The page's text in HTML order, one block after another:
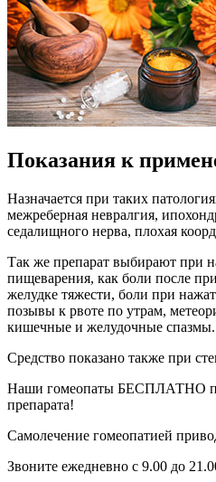
Показания к
Назначается при таких
межреберная невралгия,
седалищного нерва, плохая
Так же препарат выбирают при
пищеварения, как боли после
желудке тяжести, боли при
позывы к рвоте по утрам,
кишечные и желудочные спазмы.
Средство показано также при
Наши гомеопаты БЕСПЛАТНО
препарата!
Самолечение гомеопатией
Звоните ежедневно с 9.00 до